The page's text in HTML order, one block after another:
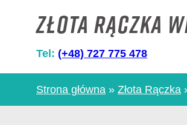
Złota rączka
Tel: (+48) 727 775 478
Strona główna » Złota Rączka